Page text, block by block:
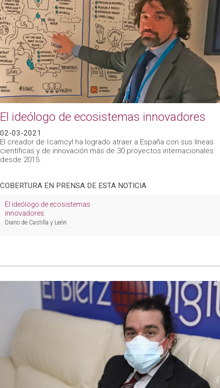
El ideólogo de ecosistemas innovadores
02-03-2021
El creador de Icamcyl ha logrado atraer a España con sus líneas
científicas y de innovación más de 30 proyectos internacionales
desde 2015.
COBERTURA EN PRENSA DE ESTA NOTICIA
El ideólogo de ecosistemas
innovadores
Diario de Castilla y León